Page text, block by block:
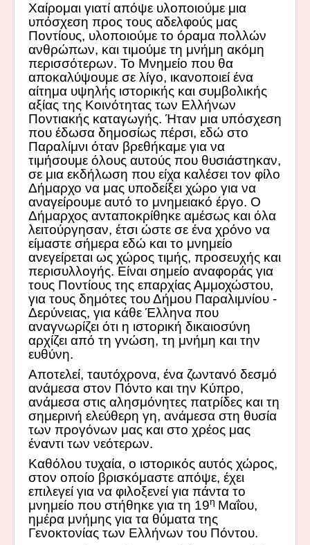
Χαίρομαι γιατί απόψε υλοποιούμε μια
υπόσχεση προς τους αδελφούς μας
Ποντίους, υλοποιούμε το όραμα πολλών
ανθρώπων, και τιμούμε τη μνήμη ακόμη
περισσότερων. Το Μνημείο που θα
αποκαλύψουμε σε λίγο, ικανοποιεί ένα
αίτημα υψηλής ιστορικής και συμβολικής
αξίας της Κοινότητας των Ελλήνων
Ποντιακής καταγωγής. Ήταν μια υπόσχεση
που έδωσα δημοσίως πέρσι, εδώ στο
Παραλίμνι όταν βρεθήκαμε για να
τιμήσουμε όλους αυτούς που θυσιάστηκαν,
σε μια εκδήλωση που είχα καλέσει τον φίλο
Δήμαρχο να μας υποδείξει χώρο για να
αναγείρουμε αυτό το μνημειακό έργο. Ο
Δήμαρχος ανταποκρίθηκε αμέσως και όλα
λειτούργησαν, έτσι ώστε σε ένα χρόνο να
είμαστε σήμερα εδώ και το μνημείο
ανεγείρεται ως χώρος τιμής, προσευχής και
περισυλλογής. Είναι σημείο αναφοράς για
τους Ποντίους της επαρχίας Αμμοχώστου,
για τους δημότες του Δήμου Παραλιμνίου -
Δερύνειας, για κάθε Έλληνα που
αναγνωρίζει ότι η ιστορική δικαιοσύνη
αρχίζει από τη γνώση, τη μνήμη και την
ευθύνη.
Αποτελεί, ταυτόχρονα, ένα ζωντανό δεσμό
ανάμεσα στον Πόντο και την Κύπρο,
ανάμεσα στις αλησμόνητες πατρίδες και τη
σημερινή ελεύθερη γη, ανάμεσα στη θυσία
των προγόνων μας και στο χρέος μας
έναντι των νεότερων.
Καθόλου τυχαία, ο ιστορικός αυτός χώρος,
στον οποίο βρισκόμαστε απόψε, έχει
επιλεγεί για να φιλοξενεί για πάντα το
μνημείο που στήθηκε για τη 19η Μαΐου,
ημέρα μνήμης για τα θύματα της
Γενοκτονίας των Ελλήνων του Πόντου.